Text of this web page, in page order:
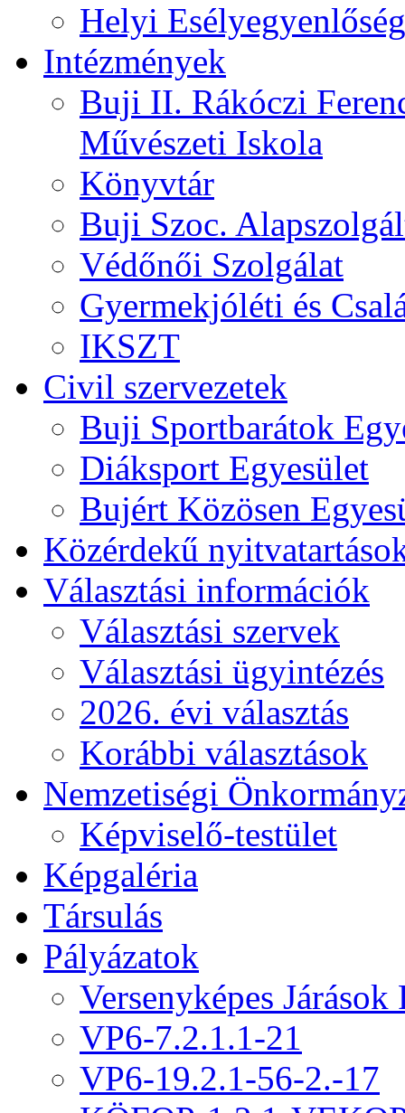
Helyi
Intézmények
Buji II. Rákóczi
Művészeti Iskola
Könyvtár
Buji Szoc.
Védőnői Szolgálat
Gyermekjóléti és
IKSZT
Civil szervezetek
Buji Sportbarátok
Diáksport Egyesület
Bujért Közösen
Közérdekű
Választási információk
Választási szervek
Választási ügyintézés
2026. évi választás
Korábbi választások
Nemzetiségi
Képviselő-testület
Képgaléria
Társulás
Pályázatok
Versenyképes Járások
VP6-7.2.1.1-21
VP6-19.2.1-56-2.-17